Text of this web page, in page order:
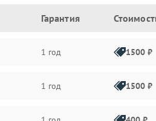
Гарантия
1 год 1500 ₽
1 год 1500 ₽